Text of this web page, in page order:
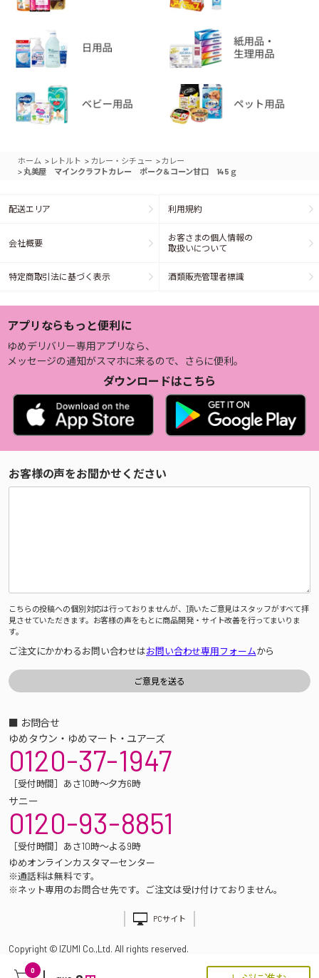
0
ホーム > レトルト > カレー・シチュー >カレー
> 丸美屋 マインクラフトカレー ポーク＆コーン甘口 145ｇ
配送エリア 利用規約
会社概要
お客さまの個人情報の
取扱いについて
特定商取引法に基づく表示 酒類販売管理者標識
アプリならもっと便利に
ゆめデリバリー専用アプリなら、
メッセージの通知がスマホに来るので、さらに便利。
ダウンロードはこちら
お客様の声をお聞かせください
こちらの投稿への個別対応は行っておりませんが、頂いたご意見はスタッフがすべて拝
見させていただきます。お客様の声をもとに商品開発・サイト改善を行ってまいりま
す。
ご注文にかかわるお問い合わせはお問い合わせ専用フォームから
■ お問合せ
ゆめタウン・ゆめマート・ユアーズ
0120-37-1947
［受付時間］あさ10時～夕方6時
サニー
0120-93-8851
［受付時間］あさ10時～よる9時
ゆめオンラインカスタマーセンター
※通話料は無料です。
※ネット専用のお問合せ先です。ご注文は受け付けておりません。
PCサイト
Copyright © IZUMI Co.,Ltd. All rights reserved.